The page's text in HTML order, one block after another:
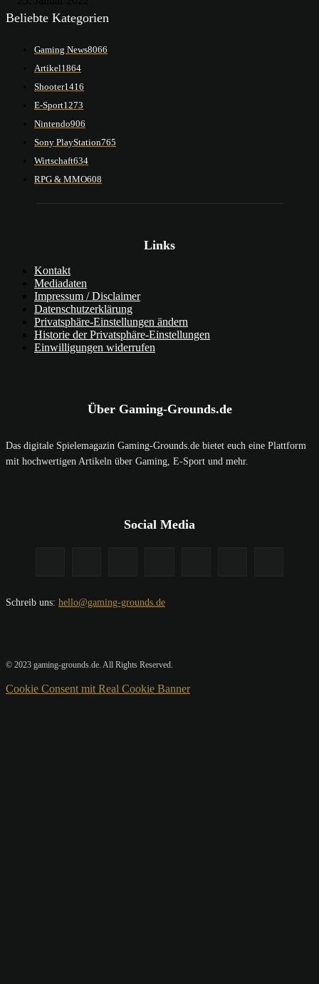
Beliebte Kategorien
Gaming News8066
Artikel1864
Shooter1416
E-Sport1273
Nintendo906
Sony PlayStation765
Wirtschaft634
RPG & MMO608
Links
Kontakt
Mediadaten
Impressum / Disclaimer
Datenschutzerklärung
Privatsphäre-Einstellungen ändern
Historie der Privatsphäre-Einstellungen
Einwilligungen widerrufen
Über Gaming-Grounds.de
Das digitale Spielemagazin Gaming-Grounds.de bietet euch eine Plattform
mit hochwertigen Artikeln über Gaming, E-Sport und mehr.
Social Media
Schreib uns: hello@gaming-grounds.de
© 2023 gaming-grounds.de. All Rights Reserved.
Cookie Consent mit Real Cookie Banner